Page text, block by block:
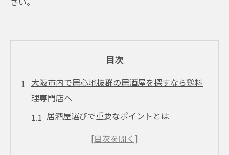
目次
大阪市内で居心地抜群の居酒屋を探すなら鶏料
理専門店へ
居酒屋選びで重要なポイントとは
大阪市内の鶏料理専門店の特徴